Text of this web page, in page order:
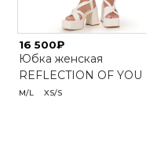
16 500₽
Юбка женская
REFLECTION OF YOU
M/L XS/S